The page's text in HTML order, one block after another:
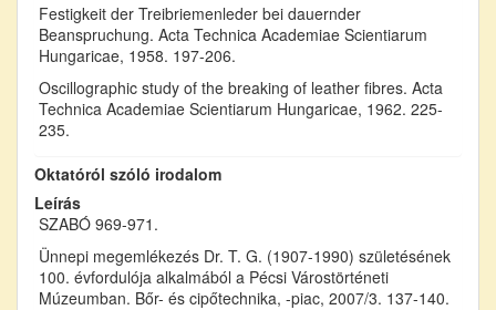
Festigkeit der Treibriemenleder bei dauernder
Beanspruchung. Acta Technica Academiae Scientiarum
Hungaricae, 1958. 197-206.
Oscillographic study of the breaking of leather fibres. Acta
Technica Academiae Scientiarum Hungaricae, 1962. 225-
235.
Oktatóról szóló irodalom
Leírás
SZABÓ 969-971.
Ünnepi megemlékezés Dr. T. G. (1907-1990) születésének
100. évfordulója alkalmából a Pécsi Várostörténeti
Múzeumban. Bőr- és cipőtechnika, -piac, 2007/3. 137-140.